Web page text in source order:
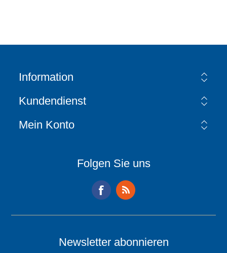
Information
Kundendienst
Mein Konto
Folgen Sie uns
Newsletter abonnieren